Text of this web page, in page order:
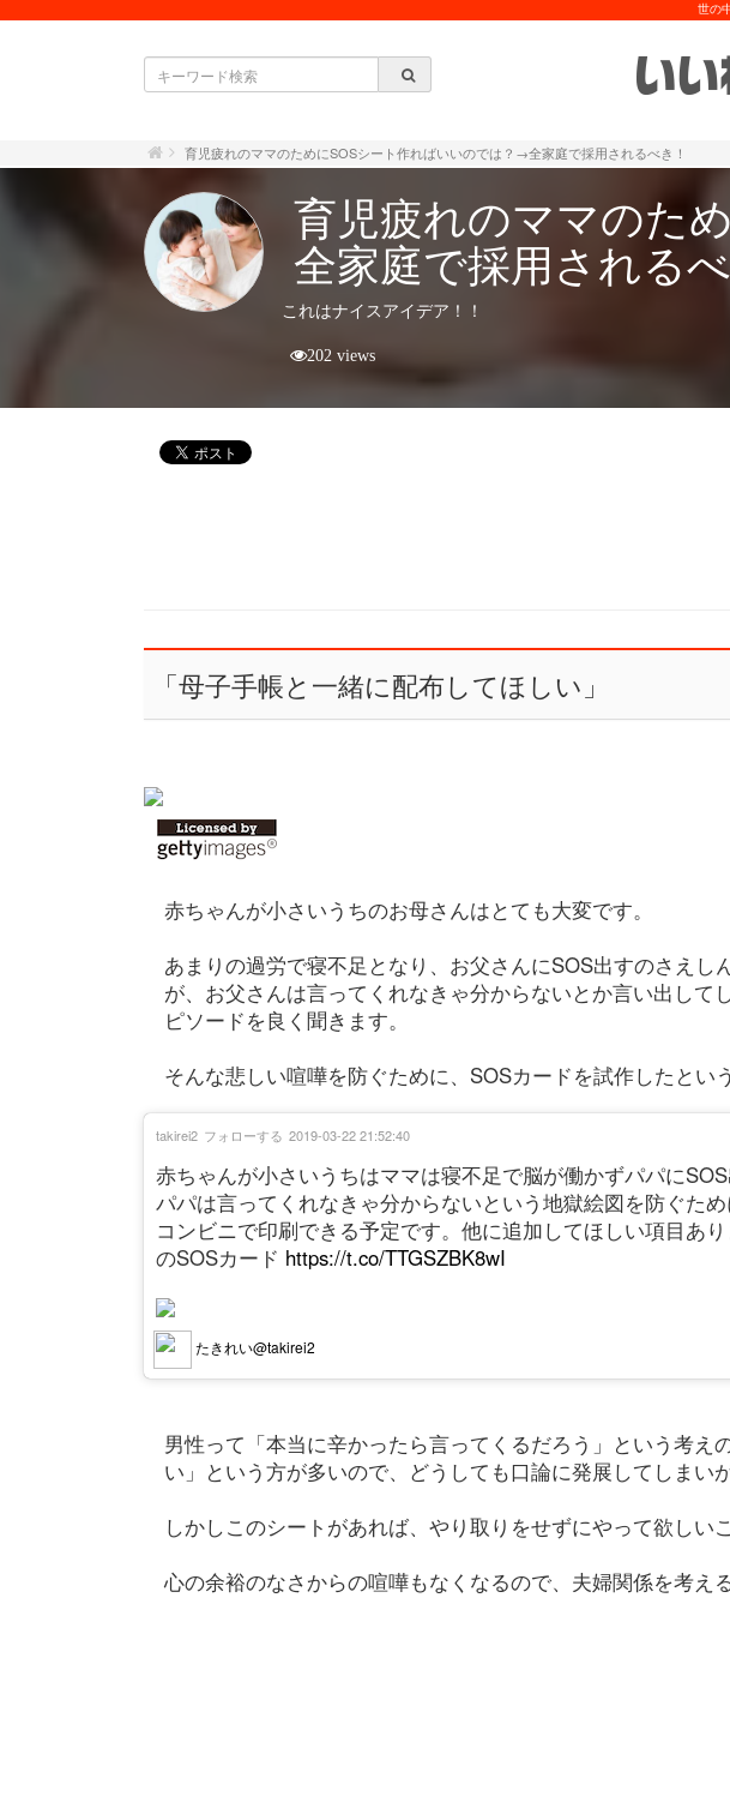
世の
育児疲れのママのためにSOSシート作ればいいのでは？→全家庭で採用されるべき！
育児疲れのママのた
全家庭で採用されるべ
これはナイスアイデア！！
202 views
「母子手帳と一緒に配布してほしい」
赤ちゃんが小さいうちのお母さんはとても大変です。
あまりの過労で寝不足となり、お父さんにSOS出すのさえし
が、お父さんは言ってくれなきゃ分からないとか言い出して
ピソードを良く聞きます。
そんな悲しい喧嘩を防ぐために、SOSカードを試作したとい
赤ちゃんが小さいうちはママは寝不足で脳が働かずパパに
パパは言ってくれなきゃ分からないという地獄絵図を防ぐため
コンビニで印刷できる予定です。他に追加してほしい項目あ
のSOSカード https://t.co/TTGSZBK8wI
たきれい@takirei2
takirei2 フォローする 2019-03-22 21:52:40
男性って「本当に辛かったら言ってくるだろう」という考え
い」という方が多いので、どうしても口論に発展してしまい
しかしこのシートがあれば、やり取りをせずにやって欲しい
心の余裕のなさからの喧嘩もなくなるので、夫婦関係を考え